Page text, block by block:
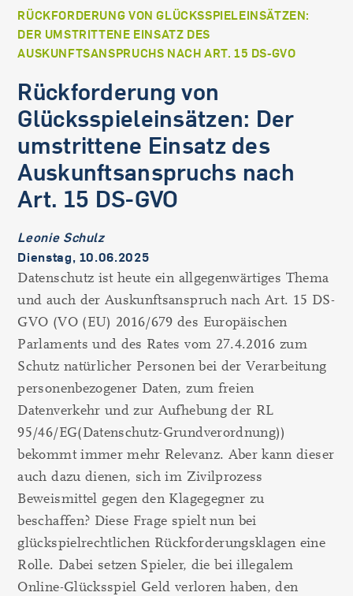
RÜCKFORDERUNG VON GLÜCKSSPIELEINSÄTZEN:
DER UMSTRITTENE EINSATZ DES
AUSKUNFTSANSPRUCHS NACH ART. 15 DS-GVO
Rückforderung von
Glücksspieleinsätzen: Der
umstrittene Einsatz des
Auskunftsanspruchs nach
Art. 15 DS-GVO
Leonie Schulz
Dienstag, 10.06.2025
Datenschutz ist heute ein allgegenwärtiges Thema
und auch der Auskunftsanspruch nach Art. 15 DS-
GVO (VO (EU) 2016/679 des Europäischen
Parlaments und des Rates vom 27.4.2016 zum
Schutz natürlicher Personen bei der Verarbeitung
personenbezogener Daten, zum freien
Datenverkehr und zur Aufhebung der RL
95/46/EG(Datenschutz-Grundverordnung))
bekommt immer mehr Relevanz. Aber kann dieser
auch dazu dienen, sich im Zivilprozess
Beweismittel gegen den Klagegegner zu
beschaffen? Diese Frage spielt nun bei
glückspielrechtlichen Rückforderungsklagen eine
Rolle. Dabei setzen Spieler, die bei illegalem
Online-Glücksspiel Geld verloren haben, den